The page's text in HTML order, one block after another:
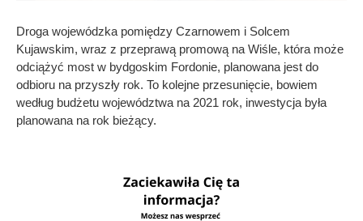
Droga wojewódzka pomiędzy Czarnowem i Solcem
Kujawskim, wraz z przeprawą promową na Wiśle, która może
odciążyć most w bydgoskim Fordonie, planowana jest do
odbioru na przyszły rok. To kolejne przesunięcie, bowiem
według budżetu województwa na 2021 rok, inwestycja była
planowana na rok bieżący.